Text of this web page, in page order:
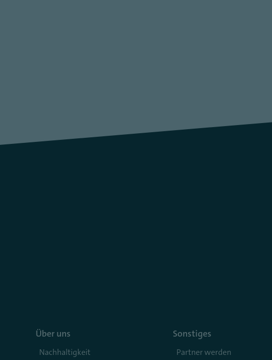
Über uns
Nachhaltigkeit
Sonstiges
Partner werden